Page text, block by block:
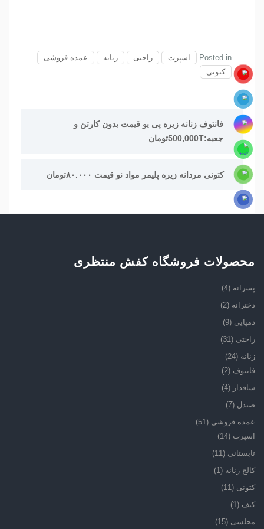
Posted in اسپرت راحتی زنانه
عمده فروشی
کتونی
راهبری
نوشته
فانتوف زنانه زیره پی یو قیمت بدون کارتن و
جعبه:500,000Tتومان
کتونی مردانه زیره پلیمر مواد نو قیمت ۸۰.۰۰۰تومان
محصولات فروشگاه کفش منتظری
پسرانه (4)
دخترانه (2)
دمپایی (9)
راحتی (31)
زنانه (24)
فانتوف (2)
ساقدار (4)
صندل (7)
عمده فروشی (51)
اسپرت (14)
تابستانی (11)
کالج زنانه (1)
کتونی (11)
کیف (1)
مجلسی (15)